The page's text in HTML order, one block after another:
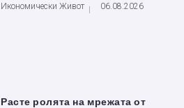
Икономически Живот 06.08.2026
Расте ролята на мрежата от